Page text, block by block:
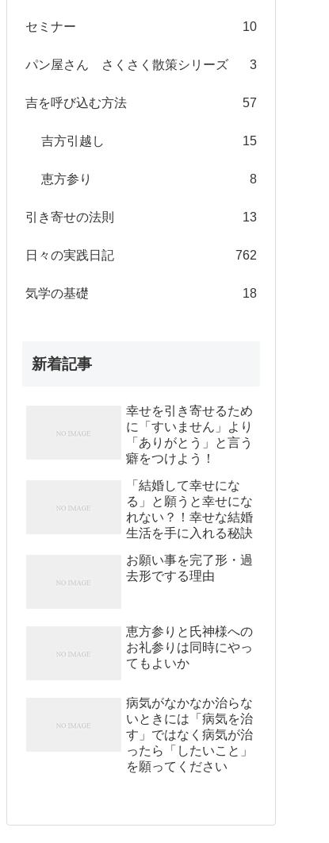
セミナー 10
パン屋さん さくさく散策シリーズ 3
吉を呼び込む方法 57
吉方引越し 15
恵方参り 8
引き寄せの法則 13
日々の実践日記 762
気学の基礎 18
新着記事
幸せを引き寄せるため
に「すいません」より
「ありがとう」と言う
癖をつけよう！
「結婚して幸せにな
る」と願うと幸せにな
れない？！幸せな結婚
生活を手に入れる秘訣
お願い事を完了形・過
去形でする理由
恵方参りと氏神様への
お礼参りは同時にやっ
てもよいか
病気がなかなか治らな
いときには「病気を治
す」ではなく病気が治
ったら「したいこと」
を願ってください